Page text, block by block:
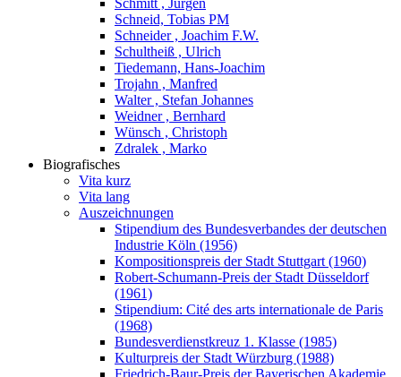
Schmitt , Jürgen
Schneid, Tobias PM
Schneider , Joachim F.W.
Schultheiß , Ulrich
Tiedemann, Hans-Joachim
Trojahn , Manfred
Walter , Stefan Johannes
Weidner , Bernhard
Wünsch , Christoph
Zdralek , Marko
Biografisches
Vita kurz
Vita lang
Auszeichnungen
Stipendium des Bundesverbandes der deutschen
Industrie Köln (1956)
Kompositionspreis der Stadt Stuttgart (1960)
Robert-Schumann-Preis der Stadt Düsseldorf
(1961)
Stipendium: Cité des arts internationale de Paris
(1968)
Bundesverdienstkreuz 1. Klasse (1985)
Kulturpreis der Stadt Würzburg (1988)